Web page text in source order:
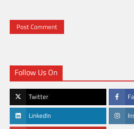
Follow Us On
Twitter
LinkedIn